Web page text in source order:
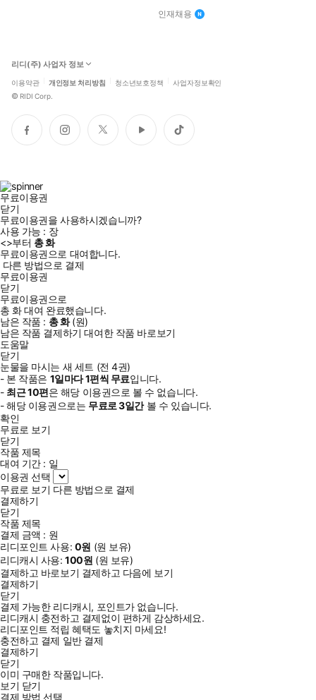
인재채용
리디(주) 사업자 정보
이용약관 개인정보 처리방침 청소년보호정책 사업자정보확인
© RIDI Corp.
페
이
인
스
트
위
유
튜
틱
톡
무료이용권
닫기
무료이용권을 사용하시겠습니까?
사용 가능 : 장
<>부터 총화
무료이용권으로 대여합니다.
다른 방법으로 결제
무료이용권
닫기
무료이용권으로
총 화대여 완료했습니다.
남은 작품 : 총화(원)
남은 작품 결제하기 대여한 작품 바로보기
도움말
닫기
눈물을 마시는 새 세트 (전 4권)
- 본 작품은 1일마다1편씩 무료입니다.
- 최근10편은 해당 이용권으로 볼 수 없습니다.
- 해당 이용권으로는 무료로3일간볼 수 있습니다.
확인
무료로 보기
닫기
작품 제목
대여 기간 : 일
이용권 선택
무료로 보기 다른 방법으로 결제
결제하기
닫기
작품 제목
결제 금액 : 원
리디포인트 사용: 0원 (원 보유)
리디캐시 사용:100원 (원 보유)
결제하고 바로보기 결제하고 다음에 보기
결제하기
닫기
결제 가능한 리디캐시, 포인트가 없습니다.
리디캐시 충전하고 결제없이 편하게 감상하세요.
리디포인트 적립 혜택도 놓치지 마세요!
충전하고 결제 일반 결제
결제하기
닫기
이미 구매한 작품입니다.
보기 닫기
결제 방법 선택